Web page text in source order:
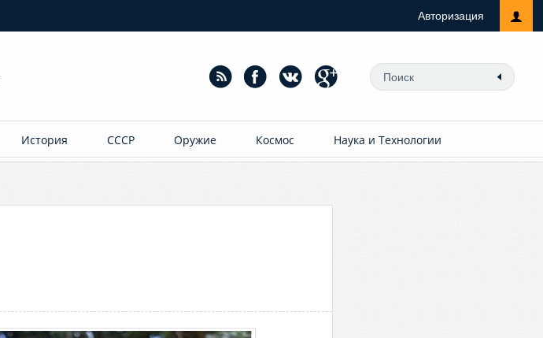
Авторизация
История СССР Оружие Космос Наука и Технологии